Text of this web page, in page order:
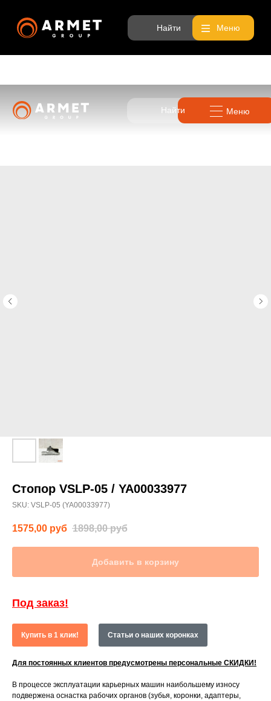
Найти
Стопор VSLP-05 / YA00033977
SKU: VSLP-05 (YA00033977)
1575,00 руб 1898,00 руб
Добавить в корзину
Под заказ!
Купить в 1 клик! Статьи о наших коронках
Для постоянных клиентов предусмотрены персональные СКИДКИ!
В процессе эксплуатации карьерных машин наибольшему износу
подвержена оснастка рабочих органов (зубья, коронки, адаптеры,